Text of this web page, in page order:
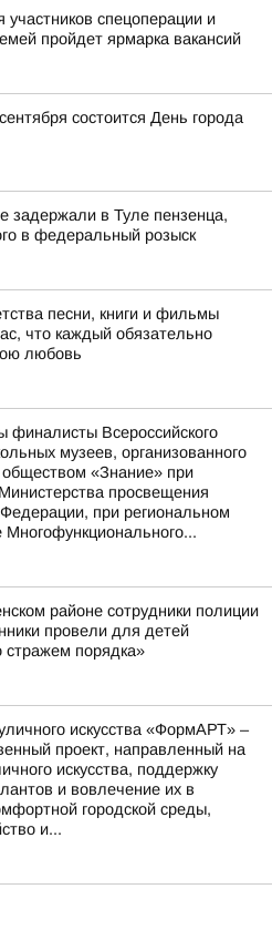
участников спецоперации и
пройдет ярмарка вакансий
состоится День города
задержали в Туле пензенца,
в федеральный розыск
песни, книги и фильмы
что каждый обязательно
любовь
финалисты Всероссийского
музеев, организованного
обществом «Знание» при
просвещения
Федерации, при региональном
Многофункционального...
районе сотрудники полиции
провели для детей
стражем порядка»
искусства «ФормАРТ» –
проект, направленный на
искусства, поддержку
и вовлечение их в
городской среды,
и...